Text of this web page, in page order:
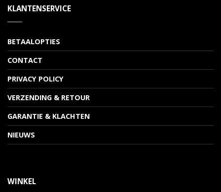
KLANTENSERVICE
BETAALOPTIES
CONTACT
PRIVACY POLICY
VERZENDING & RETOUR
GARANTIE & KLACHTEN
NIEUWS
WINKEL